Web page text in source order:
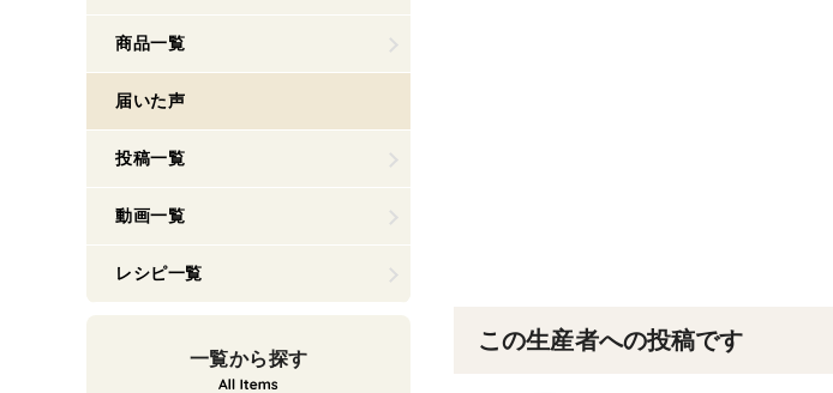
商品一覧
届いた声
投稿一覧
動画一覧
レシピ一覧
一覧から探す
この生産者への投稿です